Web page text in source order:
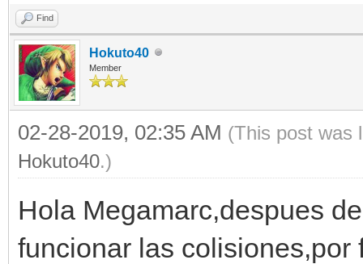
Find
Hokuto40
Member
02-28-2019, 02:35 AM (This post was
Hokuto40.)
Hola Megamarc,despues
funcionar las colisiones,por